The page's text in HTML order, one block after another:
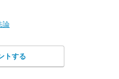
論
トする